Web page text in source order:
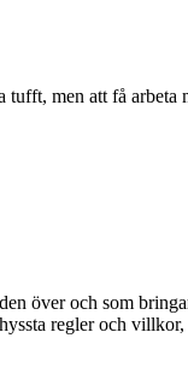
men att få
över och som
regler och